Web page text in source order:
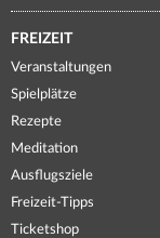
FREIZEIT
Veranstaltungen
Spielplätze
Rezepte
Meditation
Ausflugsziele
Freizeit-Tipps
Ticketshop